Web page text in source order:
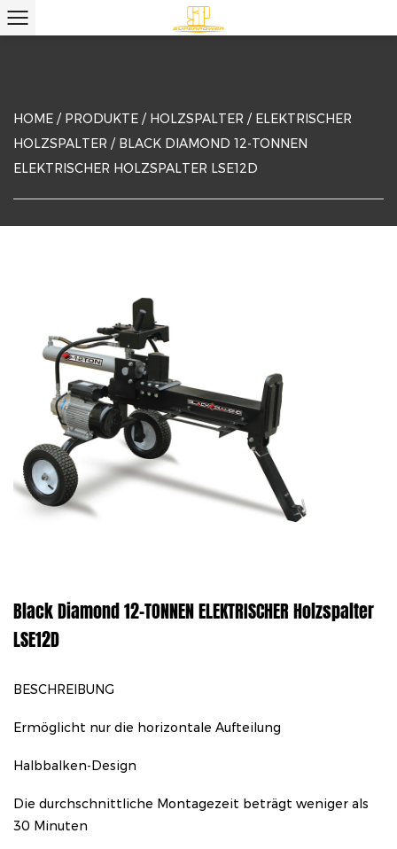
HOME / PRODUKTE / HOLZSPALTER / ELEKTRISCHER
HOLZSPALTER / BLACK DIAMOND 12-TONNEN
ELEKTRISCHER HOLZSPALTER LSE12D
Black Diamond 12-TONNEN ELEKTRISCHER Holzspalter
LSE12D
BESCHREIBUNG
Ermöglicht nur die horizontale Aufteilung
Halbbalken-Design
Die durchschnittliche Montagezeit beträgt weniger als
30 Minuten